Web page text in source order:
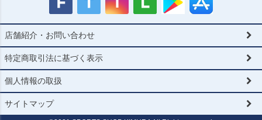
店舗紹介・お問い合わせ
特定商取引法に基づく表示
個人情報の取扱
サイトマップ